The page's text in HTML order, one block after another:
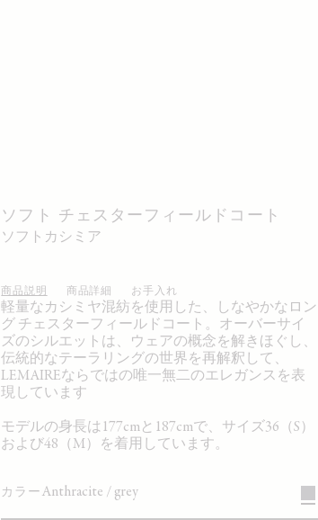
ソフト チェスターフィールドコート
ソフトカシミア
商品説明 商品詳細 お手入れ
軽量なカシミヤ混紡を使用した、しなやかなロン
グ チェスターフィールドコート。オーバーサイ
ズのシルエットは、ウェアの概念を解きほぐし、
伝統的なテーラリングの世界を再解釈して、
LEMAIREならではの唯一無二のエレガンスを表
現しています
モデルの身長は177cmと187cmで、サイズ36（S）
および48（M）を着用しています。
カラー anthracite / grey